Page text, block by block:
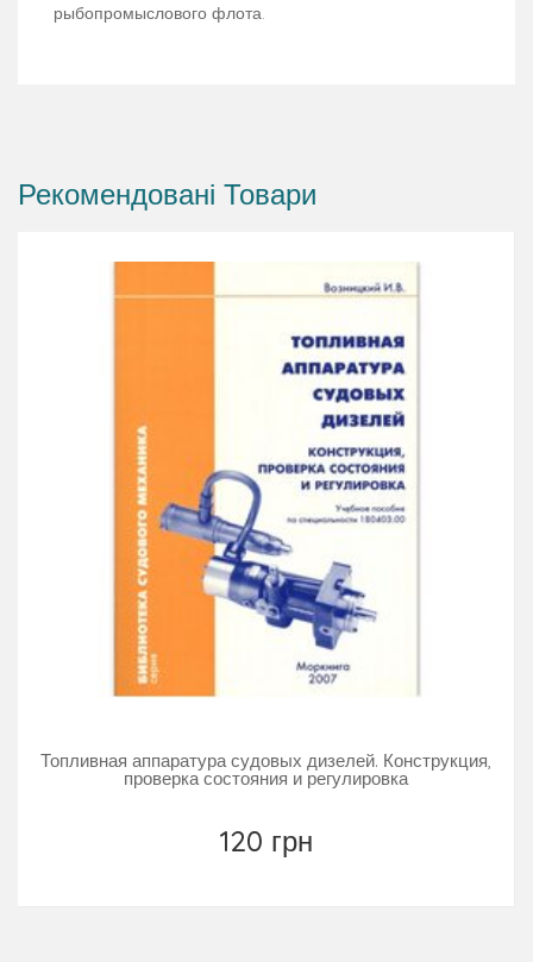
рыбопромыслового флота.
Рекомендовані Товари
Топливная аппаратура судовых дизелей. Конструкция,
проверка состояния и регулировка
120 грн